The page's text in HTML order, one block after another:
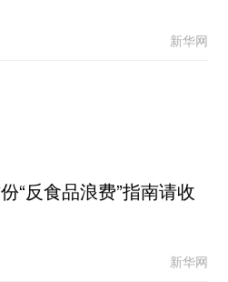
新华网
“反食品浪费”指南请收
新华网